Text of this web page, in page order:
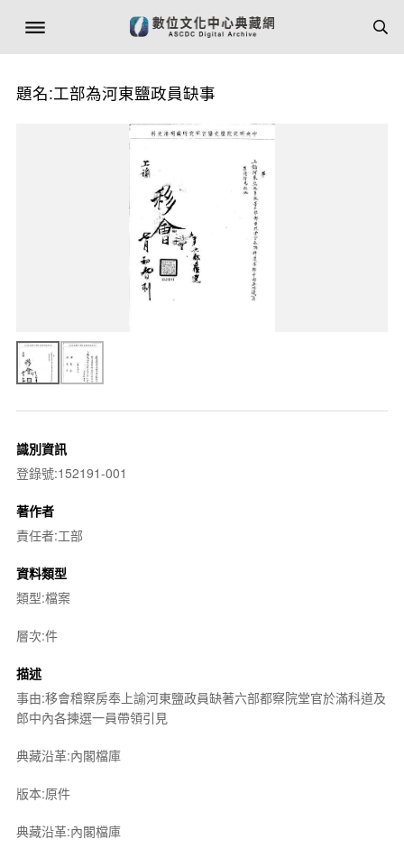
題名:工部為河東鹽政員缺事
識別資訊
登錄號:152191-001
著作者
責任者:工部
資料類型
類型:檔案
層次:件
描述
事由:移會稽察房奉上諭河東鹽政員缺著六部都察院堂官於滿科道及
郎中內各揀選一員帶領引見
典藏沿革:內閣檔庫
版本:原件
典藏沿革:內閣檔庫